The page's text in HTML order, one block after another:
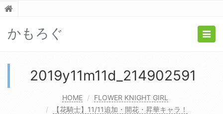
かもろぐ
2019y11m11d_214902591
HOME
FLOWER KNIGHT GIRL
【花騎士】11/11追加・開花・昇華キャラ！